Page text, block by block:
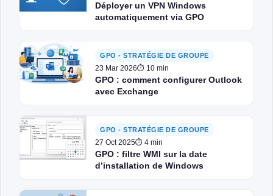
Déployer un VPN Windows
automatiquement via GPO
GPO - STRATÉGIE DE GROUPE
23 Mar 2026⏱ 10 min
GPO : comment configurer Outlook
avec Exchange
GPO - STRATÉGIE DE GROUPE
27 Oct 2025⏱ 4 min
GPO : filtre WMI sur la date
d’installation de Windows